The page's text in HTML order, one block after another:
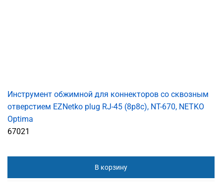
Инструмент обжимной для коннекторов со сквозным
отверстием EZNetko plug RJ-45 (8p8c), NT-670, NETKO
Optima
67021
В корзину